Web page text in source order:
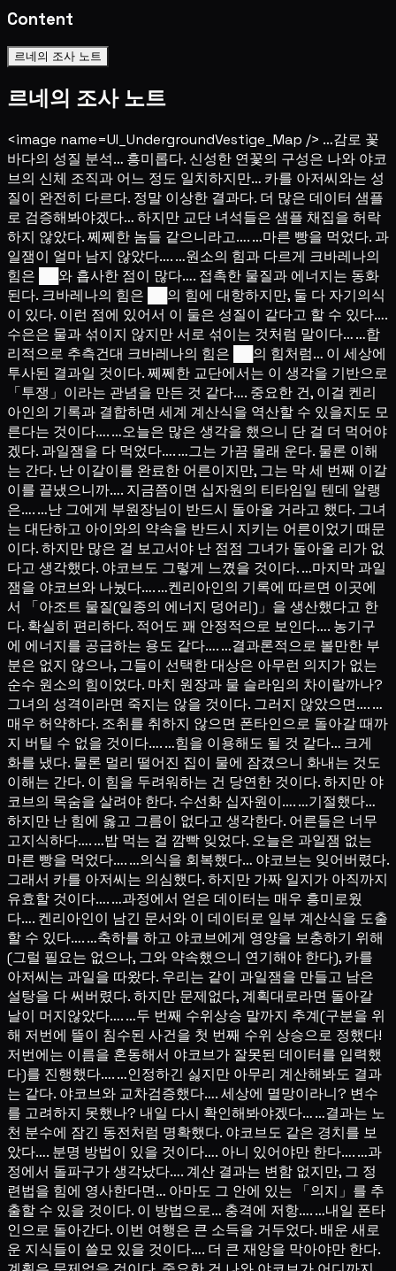
Content
르네의 조사 노트
르네의 조사 노트
<image name=UI_UndergroundVestige_Map /> …감로 꽃
바다의 성질 분석… 흥미롭다. 신성한 연꽃의 구성은 나와 야코
브의 신체 조직과 어느 정도 일치하지만… 카를 아저씨와는 성
질이 완전히 다르다. 정말 이상한 결과다. 더 많은 데이터 샘플
로 검증해봐야겠다… 하지만 교단 녀석들은 샘플 채집을 허락
하지 않았다. 쩨쩨한 놈들 같으니라고…. …마른 빵을 먹었다. 과
일잼이 얼마 남지 않았다…. …원소의 힘과 다르게 크바레나의
힘은 ██와 흡사한 점이 많다…. 접촉한 물질과 에너지는 동화
된다. 크바레나의 힘은 ██의 힘에 대항하지만, 둘 다 자기의식
이 있다. 이런 점에 있어서 이 둘은 성질이 같다고 할 수 있다….
수은은 물과 섞이지 않지만 서로 섞이는 것처럼 말이다… …합
리적으로 추측건대 크바레나의 힘은 ██의 힘처럼… 이 세상에
투사된 결과일 것이다. 쩨쩨한 교단에서는 이 생각을 기반으로
「투쟁」이라는 관념을 만든 것 같다…. 중요한 건, 이걸 켄리
아인의 기록과 결합하면 세계 계산식을 역산할 수 있을지도 모
른다는 것이다…. …오늘은 많은 생각을 했으니 단 걸 더 먹어야
겠다. 과일잼을 다 먹었다…. …그는 가끔 몰래 운다. 물론 이해
는 간다. 난 이갈이를 완료한 어른이지만, 그는 막 세 번째 이갈
이를 끝냈으니까…. 지금쯤이면 십자원의 티타임일 텐데 알랭
은…. …난 그에게 부원장님이 반드시 돌아올 거라고 했다. 그녀
는 대단하고 아이와의 약속을 반드시 지키는 어른이었기 때문
이다. 하지만 많은 걸 보고서야 난 점점 그녀가 돌아올 리가 없
다고 생각했다. 야코브도 그렇게 느꼈을 것이다. …마지막 과일
잼을 야코브와 나눴다…. …켄리아인의 기록에 따르면 이곳에
서 「아조트 물질(일종의 에너지 덩어리)」을 생산했다고 한
다. 확실히 편리하다. 적어도 꽤 안정적으로 보인다…. 농기구
에 에너지를 공급하는 용도 같다…. …결과론적으로 볼만한 부
분은 없지 않으나, 그들이 선택한 대상은 아무런 의지가 없는
순수 원소의 힘이었다. 마치 원장과 물 슬라임의 차이랄까나?
그녀의 성격이라면 죽지는 않을 것이다. 그러지 않았으면…. …
매우 허약하다. 조취를 취하지 않으면 폰타인으로 돌아갈 때까
지 버틸 수 없을 것이다…. …힘을 이용해도 될 것 같다… 크게
화를 냈다. 물론 멀리 떨어진 집이 물에 잠겼으니 화내는 것도
이해는 간다. 이 힘을 두려워하는 건 당연한 것이다. 하지만 야
코브의 목숨을 살려야 한다. 수선화 십자원이…. …기절했다…
하지만 난 힘에 옳고 그름이 없다고 생각한다. 어른들은 너무
고지식하다…. …밥 먹는 걸 깜빡 잊었다. 오늘은 과일잼 없는
마른 빵을 먹었다…. …의식을 회복했다… 야코브는 잊어버렸다.
그래서 카를 아저씨는 의심했다. 하지만 가짜 일지가 아직까지
유효할 것이다…. …과정에서 얻은 데이터는 매우 흥미로웠
다…. 켄리아인이 남긴 문서와 이 데이터로 일부 계산식을 도출
할 수 있다…. …축하를 하고 야코브에게 영양을 보충하기 위해
(그럴 필요는 없으나, 그와 약속했으니 연기해야 한다), 카를
아저씨는 과일을 따왔다. 우리는 같이 과일잼을 만들고 남은
설탕을 다 써버렸다. 하지만 문제없다, 계획대로라면 돌아갈
날이 머지않았다…. …두 번째 수위상승 말까지 추계(구분을 위
해 저번에 뜰이 침수된 사건을 첫 번째 수위 상승으로 정했다!
저번에는 이름을 혼동해서 야코브가 잘못된 데이터를 입력했
다)를 진행했다…. …인정하긴 싫지만 아무리 계산해봐도 결과
는 같다. 야코브와 교차검증했다…. 세상에 멸망이라니? 변수
를 고려하지 못했나? 내일 다시 확인해봐야겠다… …결과는 노
천 분수에 잠긴 동전처럼 명확했다. 야코브도 같은 경치를 보
았다…. 분명 방법이 있을 것이다…. 아니 있어야만 한다…. …과
정에서 돌파구가 생각났다…. 계산 결과는 변함 없지만, 그 정
련법을 힘에 영사한다면… 아마도 그 안에 있는 「의지」를 추
출할 수 있을 것이다. 이 방법으로… 충격에 저항…. …내일 폰타
인으로 돌아간다. 이번 여행은 큰 소득을 거두었다. 배운 새로
운 지식들이 쓸모 있을 것이다…. 더 큰 재앙을 막아야만 한다.